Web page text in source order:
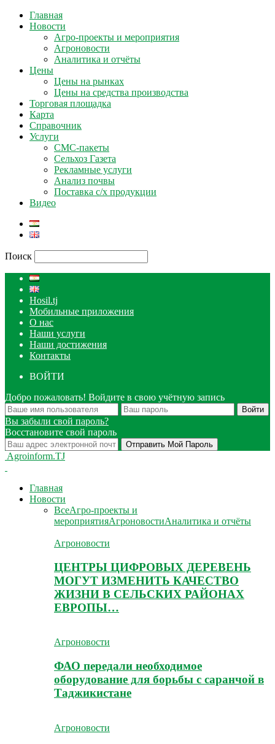
Главная
Новости
Агро-проекты и мероприятия
Агроновости
Аналитика и отчёты
Цены
Цены на рынках
Цены на средства производства
Торговая площадка
Карта
Справочник
Услуги
СМС-пакеты
Сельхоз Газета
Рекламные услуги
Анализ почвы
Поставка с/х продукции
Видео
Поиск
Hosil.tj
Мобильные приложения
О нас
Наши услуги
Наши достижения
Контакты
ВОЙТИ
Добро пожаловать! Войдите в свою учётную запись
Вы забыли свой пароль?
Восстановите свой пароль
Agroinform.TJ
Главная
Новости
ВсеАгро-проекты и
мероприятияАгроновостиАналитика и отчёты
Агроновости
ЦЕНТРЫ ЦИФРОВЫХ ДЕРЕВЕНЬ
МОГУТ ИЗМЕНИТЬ КАЧЕСТВО
ЖИЗНИ В СЕЛЬСКИХ РАЙОНАХ
ЕВРОПЫ…
Агроновости
ФАО передали необходимое
оборудование для борьбы с саранчой в
Таджикистане
Агроновости